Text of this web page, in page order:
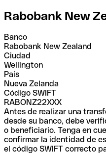
Rabobank New
Banco
Rabobank New Zealand
Ciudad
Wellington
País
Nueva Zelanda
Código SWIFT
RABONZ22XXX
Antes de realizar una
desde su banco, debe
o beneficiario. Tenga en
confirmar la identidad de
el código SWIFT correcto